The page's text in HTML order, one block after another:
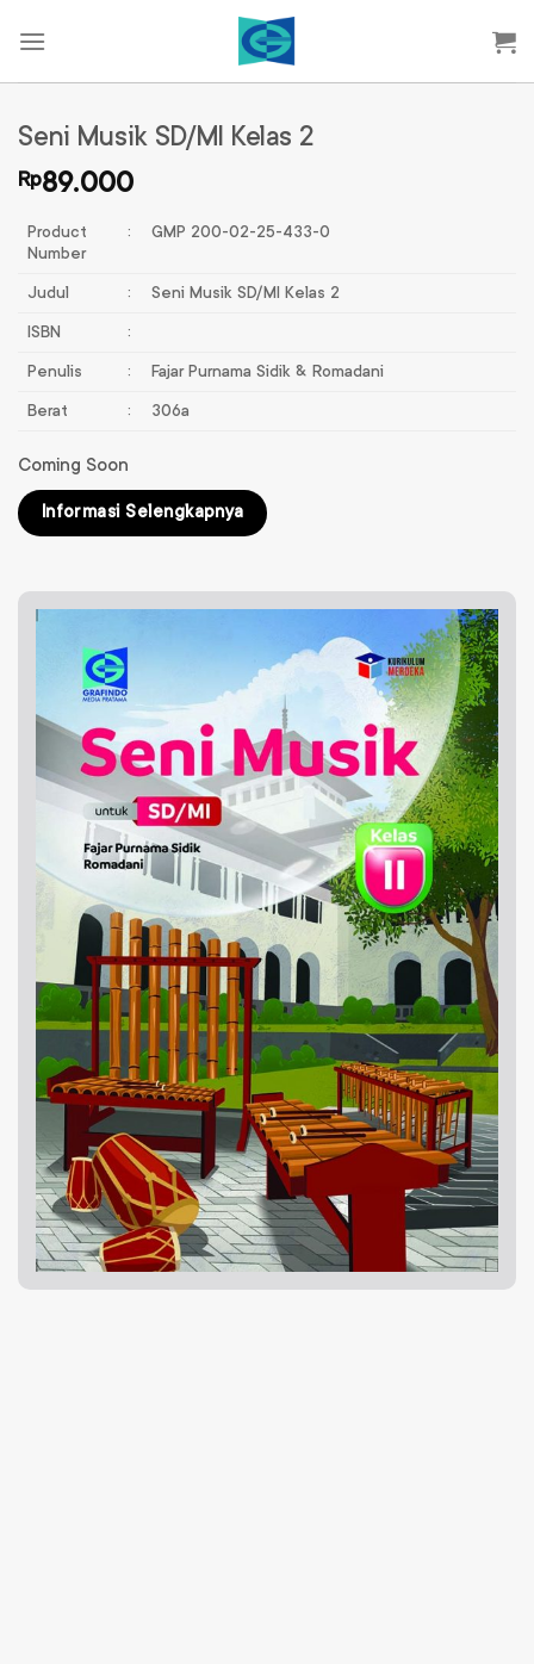
Seni Musik SD/MI Kelas 2
Rp89.000
Product
Number
: GMP 200-02-25-433-0
Judul : Seni Musik SD/MI Kelas 2
ISBN :
Penulis : Fajar Purnama Sidik & Romadani
Berat : 306a
Coming Soon
Informasi Selengkapnya